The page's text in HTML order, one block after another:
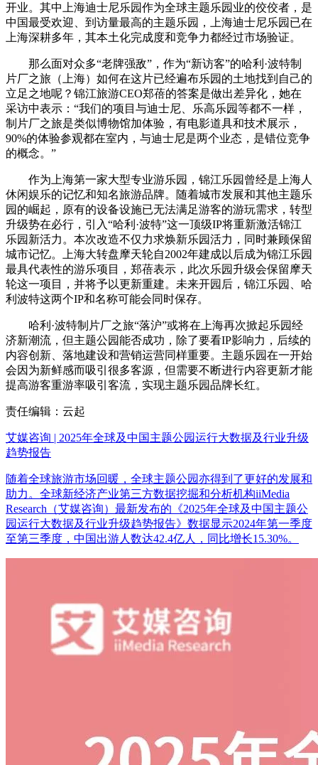
开业。其中上海迪士尼乐园作为全球主题乐园业的佼佼者，是
中国最受欢迎、到访量最高的主题乐园，上海迪士尼乐园已在
上海深耕多年，其本土化完成度和竞争力都经过市场验证。
那么面对众多“老牌强敌”，作为“新访客”的哈利·波特制
片厂之旅（上海）如何在这片已经遍布乐园的土地找到自己的
立足之地呢？锦江旅游CEO郑蓓的答案是做出差异化，她在
采访中表示：“我们的项目与迪士尼、乐高乐园等都不一样，
制片厂之旅是类似博物馆加体验，有电影道具和技术展示，
90%的体验参观都在室内，与迪士尼是两个业态，是错位竞争
的概念。”
作为上海第一家大型专业游乐园，锦江乐园曾经是上海人
休闲娱乐的记忆和知名旅游品牌。随着城市发展和其他主题乐
园的崛起，原有的设备设施已无法满足游客的游玩需求，转型
升级势在必行，引入“哈利·波特”这一顶级IP将重新激活锦江
乐园新活力。本次改造不仅力求焕新乐园活力，同时兼顾保留
城市记忆。上海大转盘摩天轮自2002年建成以后成为锦江乐园
最具代表性的游乐项目，郑蓓表示，此次乐园升级会保留摩天
轮这一项目，并将予以更新重建。未来开园后，锦江乐园、哈
利波特这两个IP和名称可能会同时保存。
哈利·波特制片厂之旅“落沪”或将在上海再次掀起乐园经
济新潮流，但主题公园能否成功，除了要看IP影响力，后续的
内容创新、落地建设和营销运营同样重要。主题乐园在一开始
会因为新鲜感而吸引很多客源，但需要不断进行内容更新才能
提高游客重游率吸引客流，实现主题乐园品牌长红。
责任编辑：云起
艾媒咨询 | 2025年全球及中国主题公园运行大数据及行业升级
趋势报告
随着全球旅游市场回暖，全球主题公园亦得到了更好的发展和
助力。全球新经济产业第三方数据挖掘和分析机构iiMedia
Research（艾媒咨询）最新发布的《2025年全球及中国主题公
园运行大数据及行业升级趋势报告》数据显示2024年第一季度
至第三季度，中国出游人数达42.4亿人，同比增长15.30%。